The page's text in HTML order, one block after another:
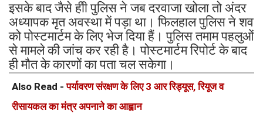
इसके बाद जैसे हीी पुलिस ने जब दरवाजा खोला तो अंदर
अध्यापक मृत अवस्था में पड़ा था। फिलहाल पुलिस ने शव
को पोस्टमार्टम के लिए भेज दिया हैं। पुलिस तमाम पहलुओं
से मामले की जांच कर रही है। पोस्टमार्टम रिपोर्ट के बाद
ही मौत के कारणों का पता चल सकेगा।
Also Read -पर्यावरण संरक्षण के लिए 3 आर रिड्यूस, रियूज व
रीसायकल का मंत्र अपनाने का आह्वान